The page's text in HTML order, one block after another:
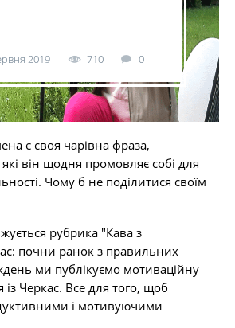
2019 710 0
є своя чарівна фраза,
він щодня промовляє собі для
Чому б не поділитися своїм
рубрика "Кава з
почни ранок з правильних
ми публікуємо мотиваційну
із Черкас. Все для того, щоб
і мотивуючими